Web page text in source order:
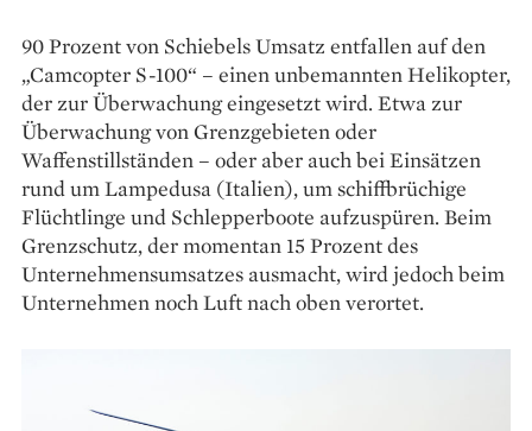
90 Prozent von Schiebels Umsatz entfallen auf den
„Camcopter S-100“ – einen unbemannten Helikopter,
der zur Überwachung eingesetzt wird. Etwa zur
Überwachung von Grenzgebieten oder
Waffenstillständen – oder aber auch bei Einsätzen
rund um Lampedusa (Italien), um schiffbrüchige
Flüchtlinge und Schlepperboote aufzuspüren. Beim
Grenzschutz, der momentan 15 Prozent des
Unternehmensumsatzes ausmacht, wird jedoch beim
Unternehmen noch Luft nach oben verortet.